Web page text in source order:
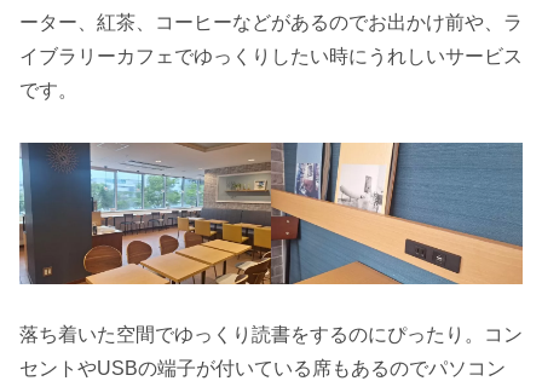
ーター、紅茶、コーヒーなどがあるのでお出かけ前や、ラ
イブラリーカフェでゆっくりしたい時にうれしいサービス
です。
落ち着いた空間でゆっくり読書をするのにぴったり。コン
セントやUSBの端子が付いている席もあるのでパソコン